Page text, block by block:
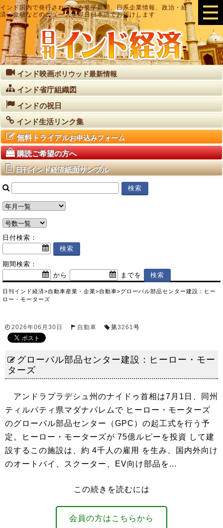
インド国内で発行されている英字新聞、日系企業情報、政治・経
済・金融などのニュースを即日日本語でお届けします
インド映画ボリウッド最新情報
インド省庁組織図
インドの祝日
インド生活リンク集
無料トライアルお申込みフォーム
購読ご希望の方へ
日刊インド経済紙面サンプル
日付検索：
期間検索：
から
までを
日刊インド経済>自動車産業・企業>自動車>グローバル部品センター建設：ヒー
ロー・モーターズ
2026年06月30日 自動車 第3261号
グローバル部品センター建設：ヒーロー・モー
ターズ
アンドラプラデシュ州のナイドゥ首相は7月1日、同州
ティルパティ県マダナパレムで ヒーロー・モーターズ
のグローバル部品センター（GPC）の起工式を行う予
定。ヒーロー・モーターズが 75億ルピーを投資 して建
設するこの施設は、約 4千人の雇用 を生み、国内外向け
のオートバイ、スクーター、EV向け部品を...
この続きを読むには
会員の方はこちらから